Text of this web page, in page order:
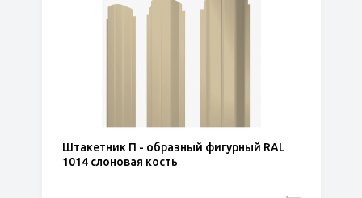
Штакетник П - образный фигурный RAL
1014 слоновая кость